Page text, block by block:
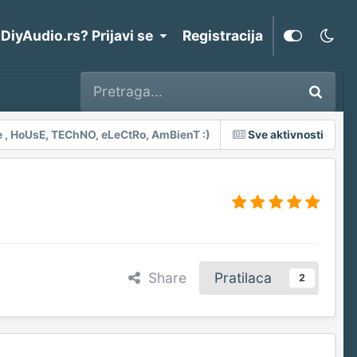
Prijavi se Registracija
Sve aktivnosti
HoUsE, TEChNO, eLeCtRo, AmBienT :)
Share Pratilaca 2